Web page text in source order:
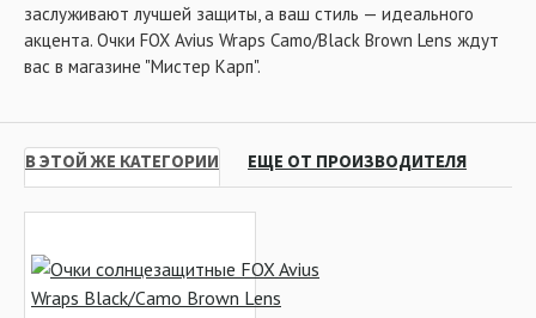
заслуживают лучшей защиты, а ваш стиль — идеального
акцента. Очки FOX Avius Wraps Camo/Black Brown Lens ждут
вас в магазине "Мистер Карп".
В ЭТОЙ ЖЕ КАТЕГОРИИ ЕЩЕ ОТ ПРОИЗВОДИТЕЛЯ